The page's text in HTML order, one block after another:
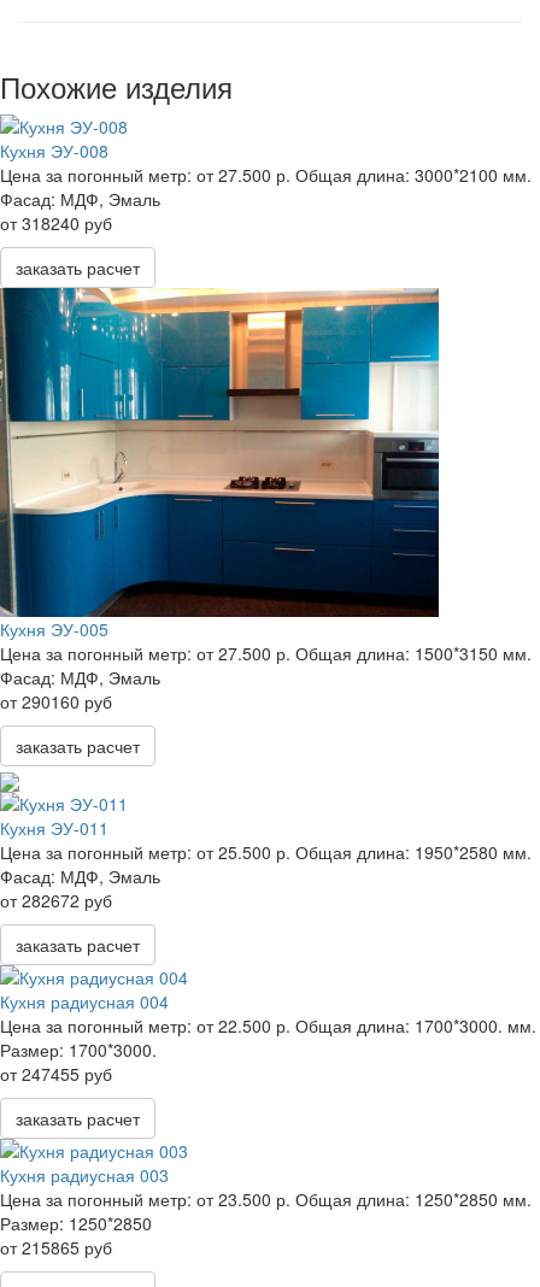
Похожие изделия
Кухня ЭУ-008
Цена за погонный метр: от 27.500 р. Общая длина: 3000*2100 мм.
Фасад: МДФ, Эмаль
от 318240 руб
заказать расчет
Кухня ЭУ-005
Цена за погонный метр: от 27.500 р. Общая длина: 1500*3150 мм.
Фасад: МДФ, Эмаль
от 290160 руб
заказать расчет
Кухня ЭУ-011
Цена за погонный метр: от 25.500 р. Общая длина: 1950*2580 мм.
Фасад: МДФ, Эмаль
от 282672 руб
заказать расчет
Кухня радиусная 004
Цена за погонный метр: от 22.500 р. Общая длина: 1700*3000. мм.
Размер: 1700*3000.
от 247455 руб
заказать расчет
Кухня радиусная 003
Цена за погонный метр: от 23.500 р. Общая длина: 1250*2850 мм.
Размер: 1250*2850
от 215865 руб